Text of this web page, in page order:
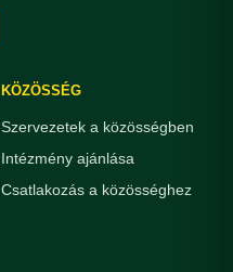
KÖZÖSSÉG
Szervezetek a közösségben
Intézmény ajánlása
Csatlakozás a közösséghez